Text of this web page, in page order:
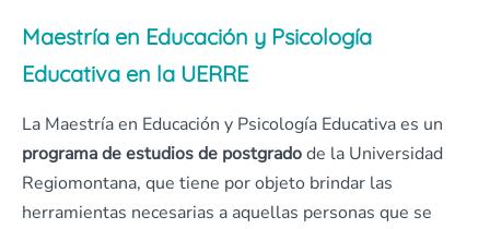
Maestría en Educación y Psicología
Educativa en la UERRE
La Maestría en Educación y Psicología Educativa es un
programa de estudios de postgradode la Universidad
Regiomontana, que tiene por objeto brindar las
herramientas necesarias a aquellas personas que se